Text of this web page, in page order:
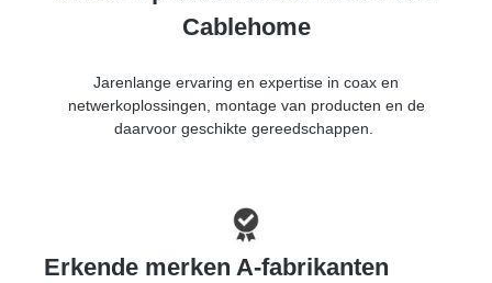
Cablehome
Jarenlange ervaring en expertise in coax en
netwerkoplossingen, montage van producten en de
daarvoor geschikte gereedschappen.
Erkende merken A-fabrikanten